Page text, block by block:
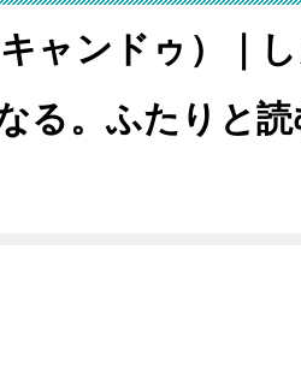
ャンドゥ）｜
る。ふたりと読